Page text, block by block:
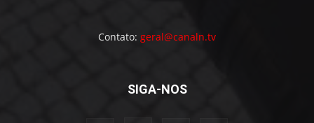
Contato: geral@canaln.tv
SIGA-NOS